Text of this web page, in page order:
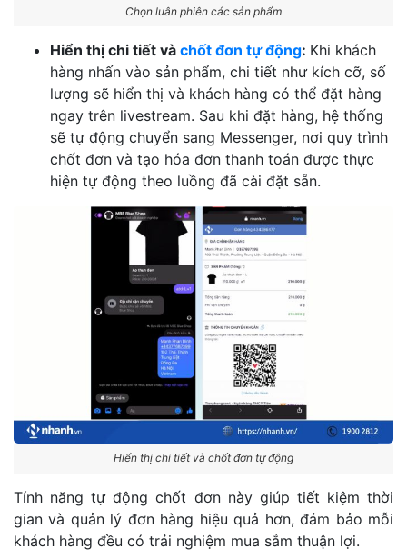
Chọn luân phiên các sản phẩm
Hiển thị chi tiết và chốt đơn tự động: Khi khách
hàng nhấn vào sản phẩm, chi tiết như kích cỡ, số
lượng sẽ hiển thị và khách hàng có thể đặt hàng
ngay trên livestream. Sau khi đặt hàng, hệ thống
sẽ tự động chuyển sang Messenger, nơi quy trình
chốt đơn và tạo hóa đơn thanh toán được thực
hiện tự động theo luồng đã cài đặt sẵn.
Hiển thị chi tiết và chốt đơn tự động
Tính năng tự động chốt đơn này giúp tiết kiệm thời
gian và quản lý đơn hàng hiệu quả hơn, đảm bảo mỗi
khách hàng đều có trải nghiệm mua sắm thuận lợi.